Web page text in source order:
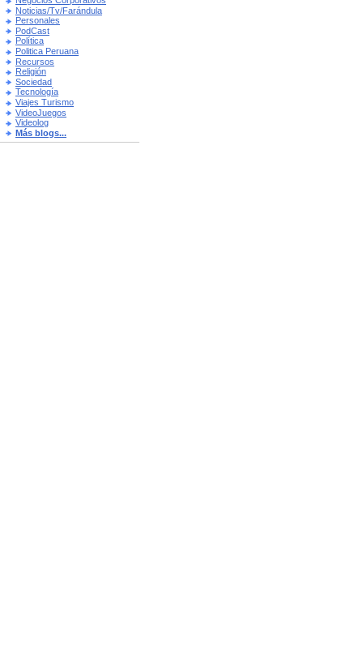
Noticias/Tv/Farándula
Personales
PodCast
Política
Politica Peruana
Recursos
Religión
Sociedad
Tecnología
Viajes Turismo
VideoJuegos
Videolog
Más blogs...